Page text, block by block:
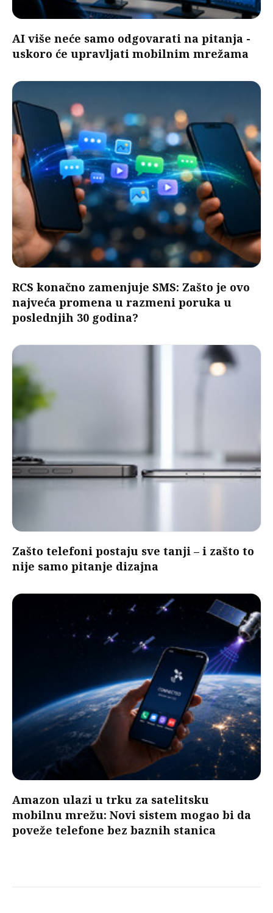
AI više neće samo odgovarati na pitanja -
uskoro će upravljati mobilnim mrežama
RCS konačno zamenjuje SMS: Zašto je ovo
najveća promena u razmeni poruka u
poslednjih 30 godina?
Zašto telefoni postaju sve tanji – i zašto to
nije samo pitanje dizajna
Amazon ulazi u trku za satelitsku
mobilnu mrežu: Novi sistem mogao bi da
poveže telefone bez baznih stanica